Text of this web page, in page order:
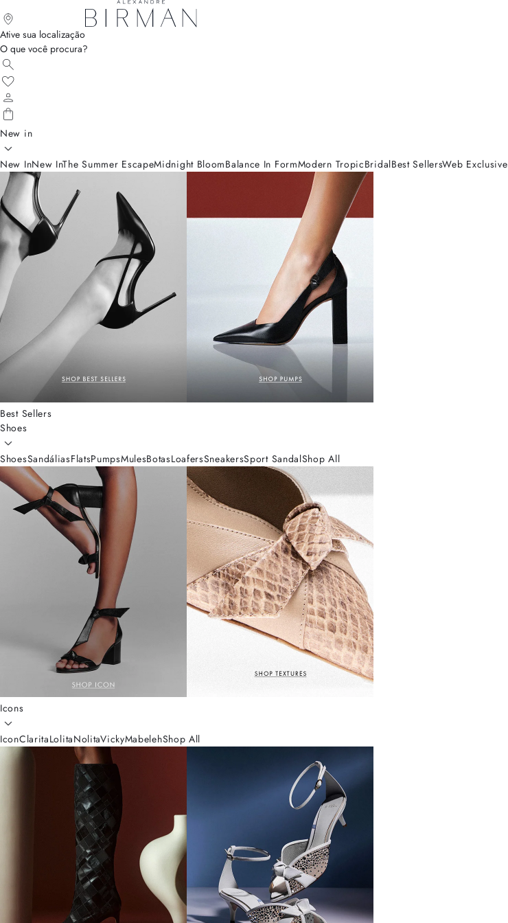
Ative sua localização
O que você procura?
New in
New InNew InThe Summer EscapeMidnight BloomBalance In FormModern TropicBridalBest SellersWeb Exclusive
Best Sellers
Shoes
ShoesSandáliasFlatsPumpsMulesBotasLoafersSneakersSport SandalShop All
Icons
IconClaritaLolitaNolitaVickyMabelehShop All